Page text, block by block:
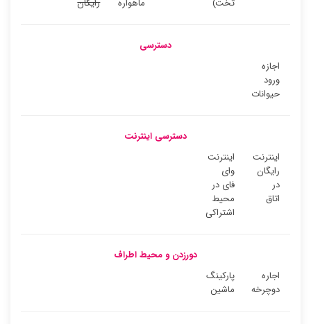
تخت) ماهواره رایگان
دسترسی
اجازه
ورود
حیوانات
دسترسی اینترنت
اینترنت
رایگان
در
اتاق
اینترنت
وای
فای در
محیط
اشتراکی
دورزدن و محیط اطراف
اجاره
دوچرخه
پارکینگ
ماشین